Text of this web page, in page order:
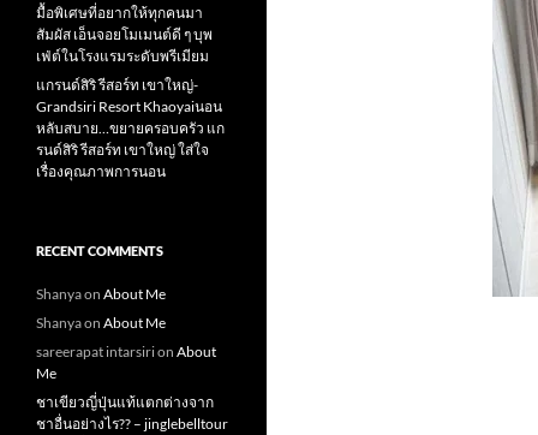
มื้อพิเศษที่อยากให้ทุกคนมา
สัมผัส เอ็นจอยโมเมนต์ดี ๆ บุพ
เฟ่ต์ในโรงแรมระดับพรีเมียม
แกรนด์สิริ​ รีสอร์ท​ เขาใหญ่​-
Grandsiri​ Resort​ Khaoyaiนอน
หลับสบาย…ขยายครอบครัว แก
รนด์สิริ รีสอร์ท เขาใหญ่ ใส่ใจ
เรื่องคุณภาพการนอน
RECENT COMMENTS
Shanyaon About Me
Shanyaon About Me
sareerapat intarsirion About
Me
ชาเขียวญี่ปุ่นแท้แตกต่างจาก
ชาอื่นอย่างไร?? – jinglebelltour